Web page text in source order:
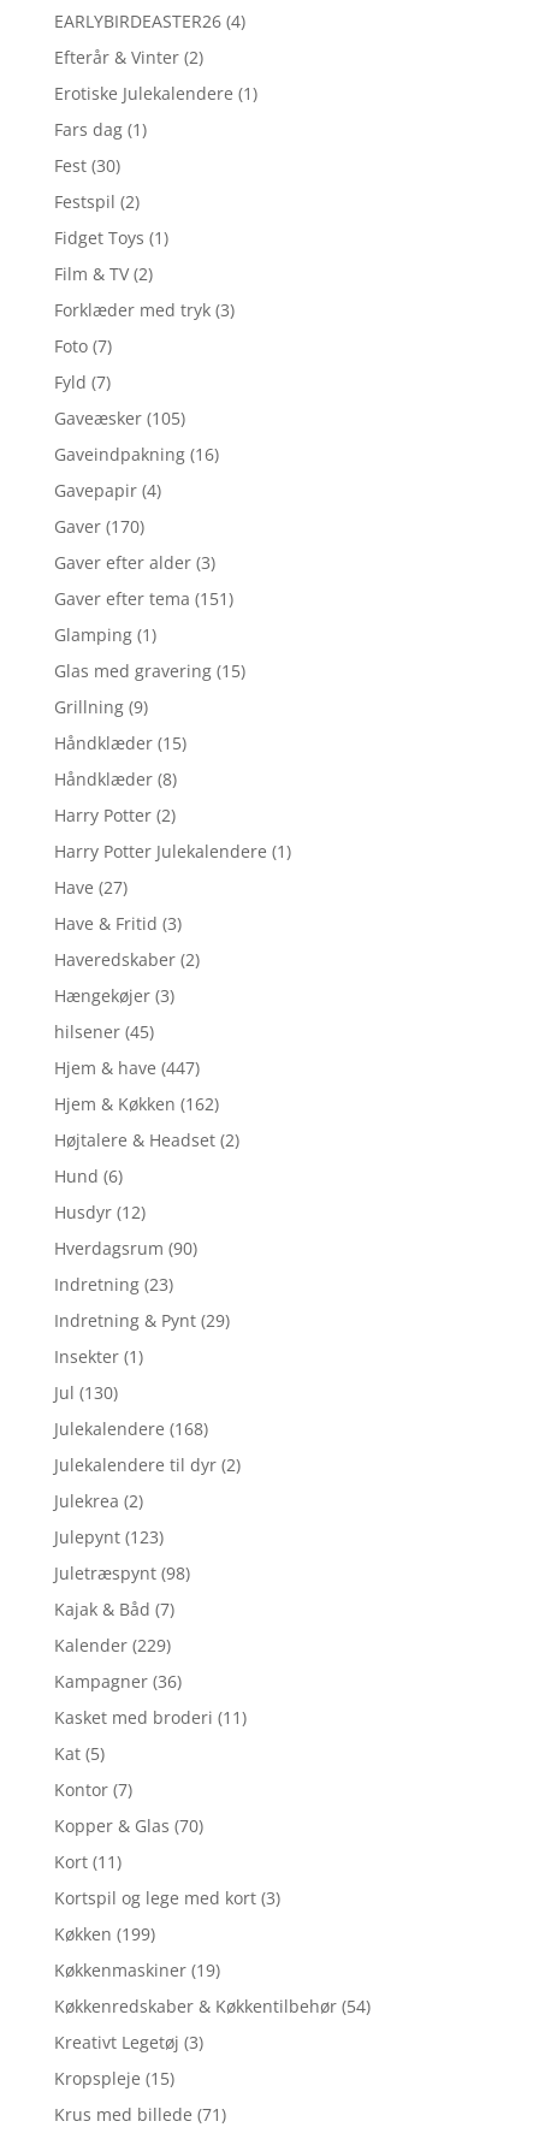
EARLYBIRDEASTER26 (4)
Efterår & Vinter (2)
Erotiske Julekalendere (1)
Fars dag (1)
Fest (30)
Festspil (2)
Fidget Toys (1)
Film & TV (2)
Forklæder med tryk (3)
Foto (7)
Fyld (7)
Gaveæsker (105)
Gaveindpakning (16)
Gavepapir (4)
Gaver (170)
Gaver efter alder (3)
Gaver efter tema (151)
Glamping (1)
Glas med gravering (15)
Grillning (9)
Håndklæder (15)
Håndklæder (8)
Harry Potter (2)
Harry Potter Julekalendere (1)
Have (27)
Have & Fritid (3)
Haveredskaber (2)
Hængekøjer (3)
hilsener (45)
Hjem & have (447)
Hjem & Køkken (162)
Højtalere & Headset (2)
Hund (6)
Husdyr (12)
Hverdagsrum (90)
Indretning (23)
Indretning & Pynt (29)
Insekter (1)
Jul (130)
Julekalendere (168)
Julekalendere til dyr (2)
Julekrea (2)
Julepynt (123)
Juletræspynt (98)
Kajak & Båd (7)
Kalender (229)
Kampagner (36)
Kasket med broderi (11)
Kat (5)
Kontor (7)
Kopper & Glas (70)
Kort (11)
Kortspil og lege med kort (3)
Køkken (199)
Køkkenmaskiner (19)
Køkkenredskaber & Køkkentilbehør (54)
Kreativt Legetøj (3)
Kropspleje (15)
Krus med billede (71)